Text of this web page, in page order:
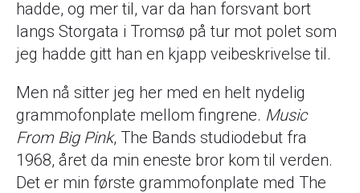
hadde, og mer til, var da han forsvant bort
langs Storgata i Tromsø på tur mot polet som
jeg hadde gitt han en kjapp veibeskrivelse til.
Men nå sitter jeg her med en helt nydelig
grammofonplate mellom fingrene. Music
From Big Pink, The Bands studiodebut fra
1968, året da min eneste bror kom til verden.
Det er min første grammofonplate med The